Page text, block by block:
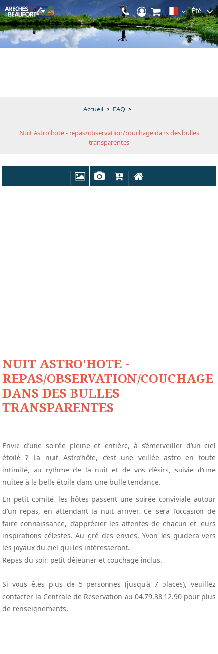
Été
Accueil > FAQ >
Nuit Astro'hote - repas/observation/couchage dans des bulles
transparentes
NUIT ASTRO'HOTE -
REPAS/OBSERVATION/COUCHAGE
DANS DES BULLES
TRANSPARENTES
Envie d’une soirée pleine et entière, à s’émerveiller d’un ciel
étoilé ? La nuit Astro’hôte, c’est une veillée astro en toute
intimité, au rythme de la nuit et de vos désirs, suivie d’une
nuitée à la belle étoile dans une bulle tendance.
En petit comité, les hôtes passent une soirée conviviale autour
d’un repas, en attendant la nuit arriver. Ce sera l’occasion de
faire connaissance, d’apprécier les attentes de chacun et leurs
inspirations célestes. Au gré des envies, Yvon les guidera vers
les joyaux du ciel qui les intéresseront.
Repas du soir, petit déjeuner et couchage inclus.
Si vous êtes plus de 5 personnes (jusqu'à 7 places), veuillez
contacter la Centrale de Reservation au 04.79.38.12.90 pour plus
de renseignements.